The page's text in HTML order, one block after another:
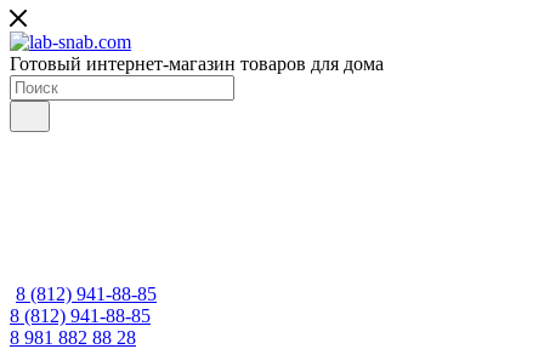
Готовый интернет-магазин товаров для дома
8 (812) 941-88-85
8 (812) 941-88-85
8 981 882 88 28